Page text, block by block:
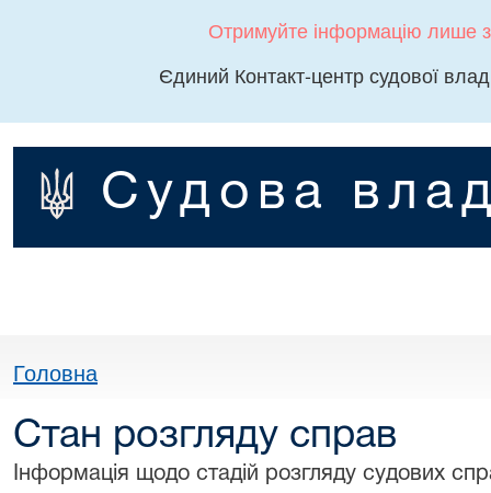
Отримуйте інформацію лише
Єдиний Контакт-центр судової
Судова
Головна
Стан розгляду справ
Інформація щодо стадій розгляду судових